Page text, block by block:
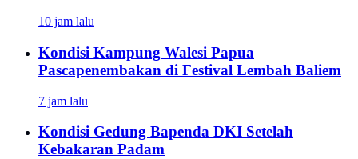
10 jam lalu
Kondisi Kampung Walesi Papua
Pascapenembakan di Festival Lembah Baliem
7 jam lalu
Kondisi Gedung Bapenda DKI Setelah
Kebakaran Padam